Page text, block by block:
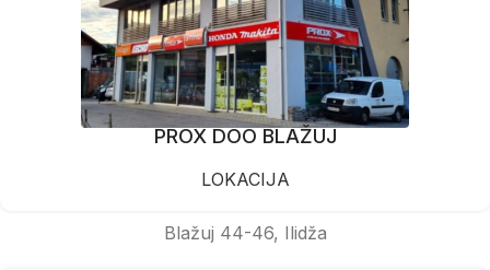
PROX DOO BLAŽUJ
LOKACIJA
Blažuj 44-46, Ilidža